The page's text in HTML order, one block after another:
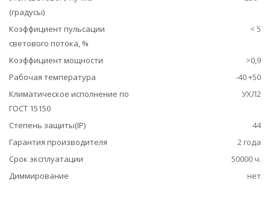
(градусы)
Коэффициент пульсации
светового потока, %
< 5
Коэффициент мощности
>0,9
Рабочая температура
-40 +50
Климатическое исполнение по
ГОСТ 15150
УХЛ2
Степень защиты(IP)
44
Гарантия производителя
2 года
Срок эксплуатации
50000 ч.
Диммирование
нет